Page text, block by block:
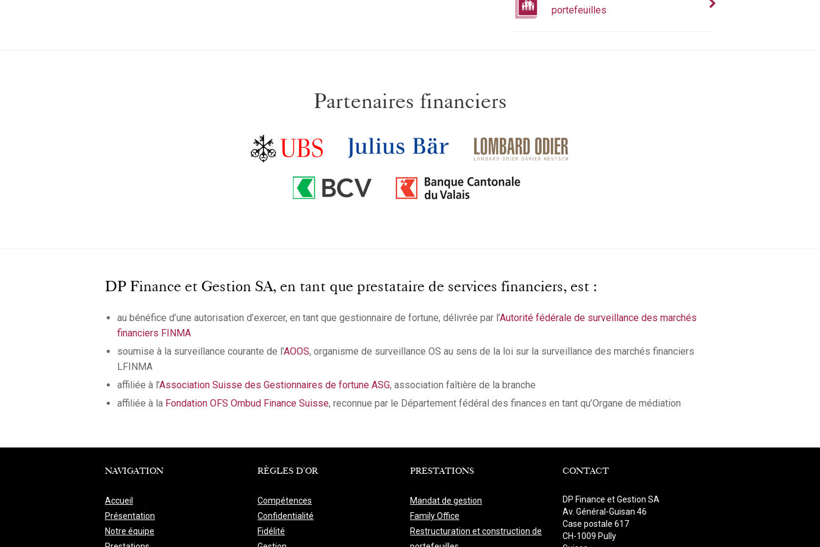
portefeuilles
Partenaires financiers
DP Finance et Gestion SA, en tant que prestataire de services financiers, est :
au bénéfice d’une autorisation d’exercer, en tant que gestionnaire de fortune, délivrée par l’Autorité fédérale de surveillance des marchés
financiers FINMA
soumise à la surveillance courante de l’AOOS, organisme de surveillance OS au sens de la loi sur la surveillance des marchés financiers
LFINMA
affiliée à l’Association Suisse des Gestionnaires de fortune ASG, association faîtière de la branche
affiliée à la Fondation OFS Ombud Finance Suisse, reconnue par le Département fédéral des finances en tant qu’Organe de médiation
NAVIGATION
Accueil
Présentation
Notre équipe
RÈGLES D'OR
Compétences
Confidentialité
Fidélité
PRESTATIONS
Mandat de gestion
Family Office
Restructuration et construction de
CONTACT
DP Finance et Gestion SA
Av. Général-Guisan 46
Case postale 617
CH-1009 Pully